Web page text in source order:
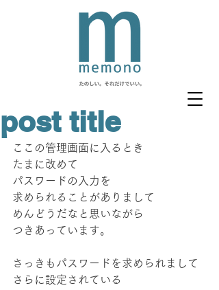
post title
ここの管理画面に入るとき
たまに改めて
パスワードの入力を
求められることがありまして
めんどうだなと思いながら
つきあっています。
さっきもパスワードを求められまして
さらに設定されている